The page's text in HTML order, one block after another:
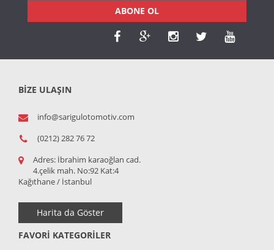
ABONE OL
BİZE ULAŞIN
info@sarigulotomotiv.com
(0212) 282 76 72
Adres: İbrahim karaoğlan cad.
4.çelik mah. No:92 Kat:4
Kağıthane / İstanbul
Harita da Göster
FAVORI KATEGORILER